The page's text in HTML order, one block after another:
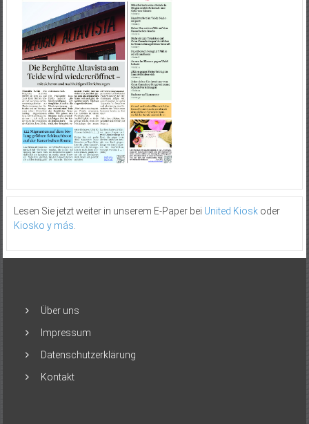
Lesen Sie jetzt weiter in unserem E-Paper bei United Kioskoder
Kiosko y más.
Über uns
Impressum
Datenschutzerklärung
Kontakt